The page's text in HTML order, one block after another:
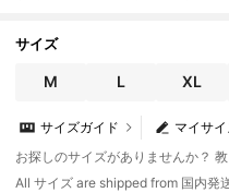
サイズ
M L XL
マイサ
サイズガイド
お探しのサイズがありませんか？
All サイズ are shipped from 国内発